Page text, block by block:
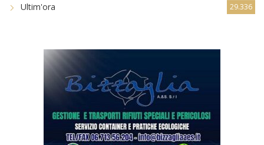
Ultim'ora 29.336